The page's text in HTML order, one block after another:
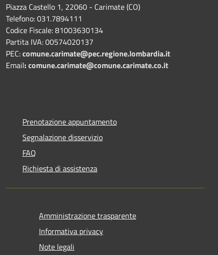
Piazza Castello 1, 22060 - Carimate (CO)
Telefono: 031.7894111
Codice Fiscale: 81003630134
Partita IVA: 00574020137
PEC:comune.carimate@pec.regione.lombardia.it
Email:comune.carimate@comune.carimate.co.it
Prenotazione appuntamento
Segnalazione disservizio
FAQ
Richiesta di assistenza
Amministrazione trasparente
Informativa privacy
Note legali